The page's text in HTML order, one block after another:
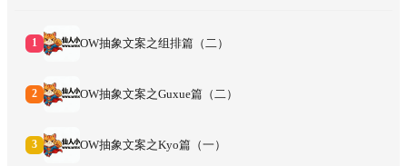
1 OW抽象文案之组排篇（二）
2 OW抽象文案之Guxue篇（二）
3 OW抽象文案之Kyo篇（一）